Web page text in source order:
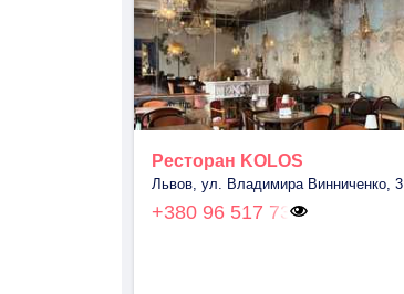
Ресторан KOLOS
Львов, ул. Владимира Винниченко, 3
+380 96 517 73